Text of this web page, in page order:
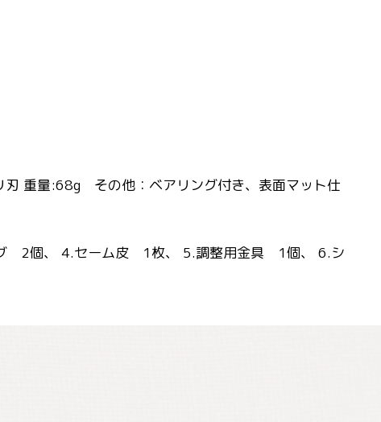
重量:68g その他：ベアリング付き、表面マット仕
2個、 4.セーム皮 1枚、 5.調整用金具 1個、 6.シ